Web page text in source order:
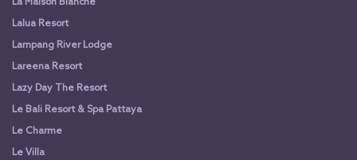
La Maison Blanche
Lalua Resort
Lampang River Lodge
Lareena Resort
Lazy Day The Resort
Le Bali Resort & Spa Pattaya
Le Charme
Le Villa